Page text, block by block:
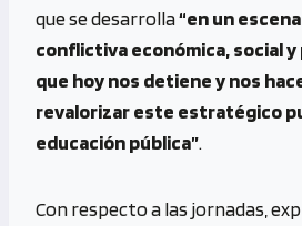
que se desarrolla“en un
conflictiva económica, social
que hoy nos detiene y nos
revalorizar este estratégico
educación pública”.
Con respecto a las jornadas,